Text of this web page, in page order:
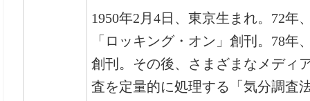
1950年2月4日、東京生まれ。72年
「ロッキング・オン」創刊。78年
創刊。その後、さまざまなメディ
査を定量的に処理する「気分調査